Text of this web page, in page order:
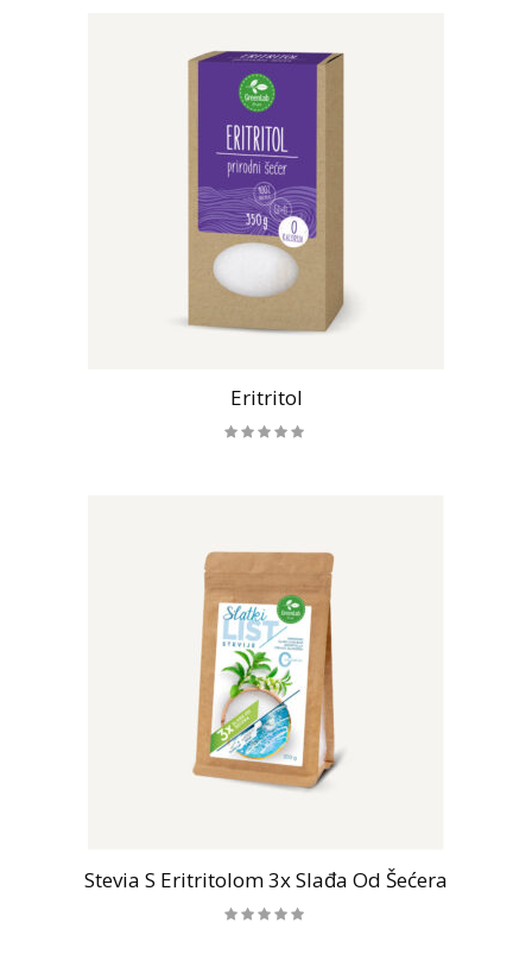
Eritritol
Stevia S Eritritolom 3x Slađa Od Šećera